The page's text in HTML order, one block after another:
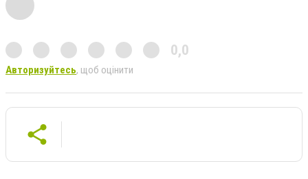
0,0
Авторизуйтесь, щоб оцінити